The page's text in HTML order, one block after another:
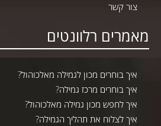
צור קשר
מאמרים רלוונטים
איך בוחרים מכון לגמילה מאלכוהול?
איך בוחרים מרכז גמילה?
איך לחפש מכון גמילה מאלכוהול?
איך לצלוח את תהליך הגמילה?